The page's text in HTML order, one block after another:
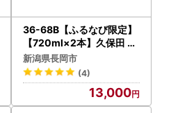
36-68B【ふるなび限定】
【720ml×2本】久保田 千
寿・百寿 飲み比べセット F
N-Limited-SP
新潟県長岡市
(4)
13,000